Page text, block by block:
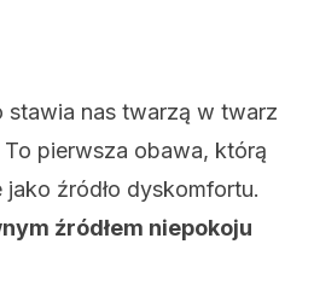
stawia nas twarzą w twarz
pierwsza obawa, którą
jako źródło dyskomfortu.
źródłem niepokoju